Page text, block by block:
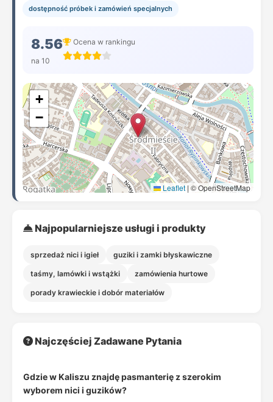
dostępność próbek i zamówień specjalnych
8.56
na 10
Ocena w rankingu
+
−
Leaflet | © OpenStreetMap
Najpopularniejsze usługi i produkty
sprzedaż nici i igieł guziki i zamki błyskawiczne
taśmy, lamówki i wstążki zamówienia hurtowe
porady krawieckie i dobór materiałów
Najczęściej Zadawane Pytania
Gdzie w Kaliszu znajdę pasmanterię z szerokim
wyborem nici i guzików?